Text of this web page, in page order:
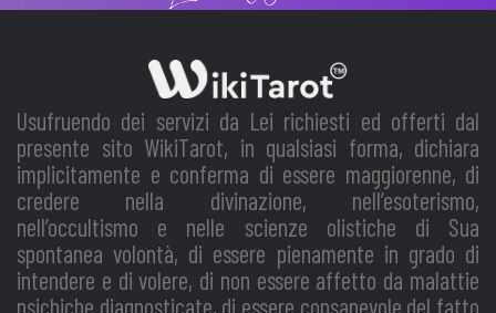
Usufruendo dei servizi da Lei richiesti ed offerti dal
presente sito WikiTarot, in qualsiasi forma, dichiara
implicitamente e conferma di essere maggiorenne, di
credere nella divinazione, nell’esoterismo,
nell’occultismo e nelle scienze olistiche di Sua
spontanea volontà, di essere pienamente in grado di
intendere e di volere, di non essere affetto da malattie
psichiche diagnosticate, di essere consapevole del fatto